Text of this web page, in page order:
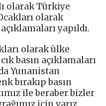
olarak Türkiye
olarak
yapıldı.
olarak ülke
basın açıklamaları
Yunanistan
bırakıp basın
ile beraber bizler